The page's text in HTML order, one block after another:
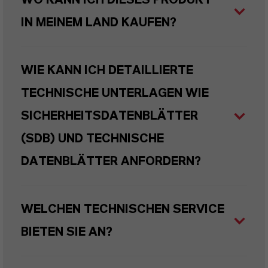
IN MEINEM LAND KAUFEN?
WIE KANN ICH DETAILLIERTE
TECHNISCHE UNTERLAGEN WIE
SICHERHEITSDATENBLÄTTER
(SDB) UND TECHNISCHE
DATENBLÄTTER ANFORDERN?
WELCHEN TECHNISCHEN SERVICE
BIETEN SIE AN?